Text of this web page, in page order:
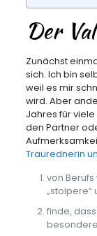
Der
Zunächst
sich. Ich bin
weil es mir
wird. Aber
Jahres für
den Partner
Traurednerin
von
„stolpere“
finde,